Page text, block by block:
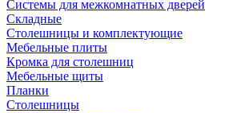
Системы для межкомнатных дверей
Складные
Столешницы и комплектующие
Мебельные плиты
Кромка для столешниц
Мебельные щиты
Планки
Столешницы